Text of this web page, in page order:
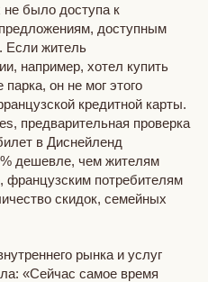
не было доступа к
доступным
Если житель
например, хотел купить
он не мог этого
кредитной карты.
предварительная проверка
в Диснейленд
дешевле, чем жителям
французским потребителям
скидок, семейных
рынка и услуг
«Сейчас самое время